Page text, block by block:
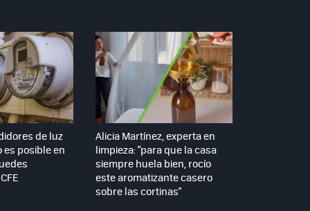
de luz
es posible en
Alicia Martínez, experta en
limpieza: "para que la casa
siempre huela bien, rocío
este aromatizante casero
sobre las cortinas"